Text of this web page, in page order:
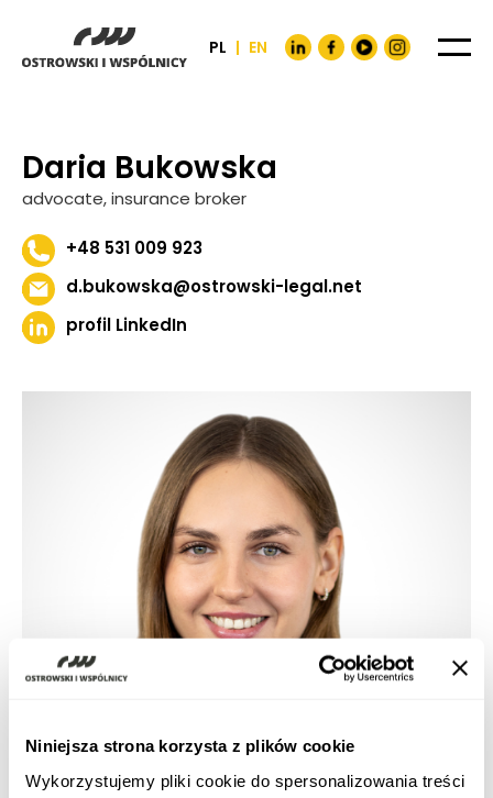
Niniejsza strona korzysta z plików cookie
Wykorzystujemy pliki cookie do spersonalizowania treści
PL | EN
Daria Bukowska
advocate, insurance broker
+48 531 009 923
d.bukowska@ostrowski-legal.net
profil LinkedIn